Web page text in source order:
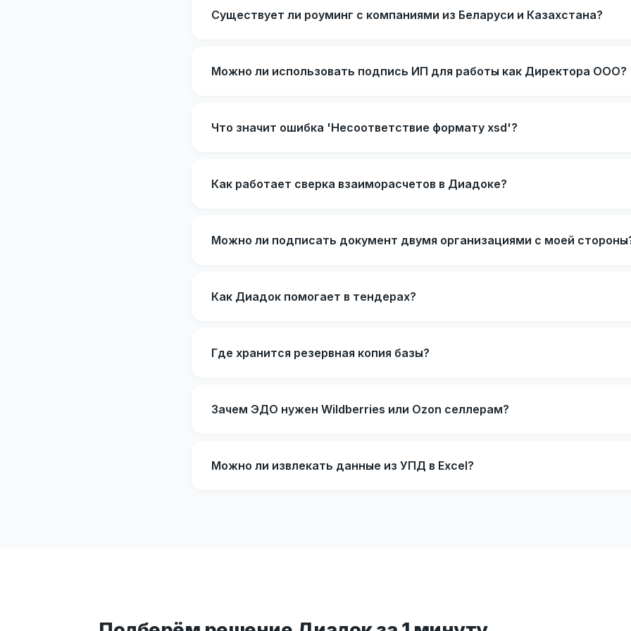
Существует ли роуминг с компаниями из Беларуси и Казахстана?
Можно ли использовать подпись ИП для работы как Директора ООО?
Что значит ошибка 'Несоответствие формату xsd'?
Как работает сверка взаиморасчетов в Диадоке?
Можно ли подписать документ двумя организациями с моей
Как Диадок помогает в тендерах?
Где хранится резервная копия базы?
Зачем ЭДО нужен Wildberries или Ozon селлерам?
Можно ли извлекать данные из УПД в Excel?